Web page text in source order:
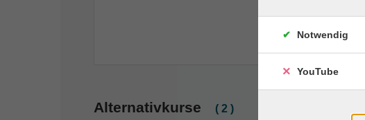
Alternativkurse ( 2 )
Notwendig
YouTube